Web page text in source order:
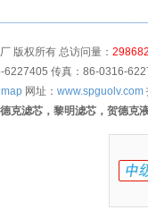
版权所有 总访问量：
6227405 传真：86-0316-
网址： www.spguolv.com
克滤芯，黎明滤芯，贺德克